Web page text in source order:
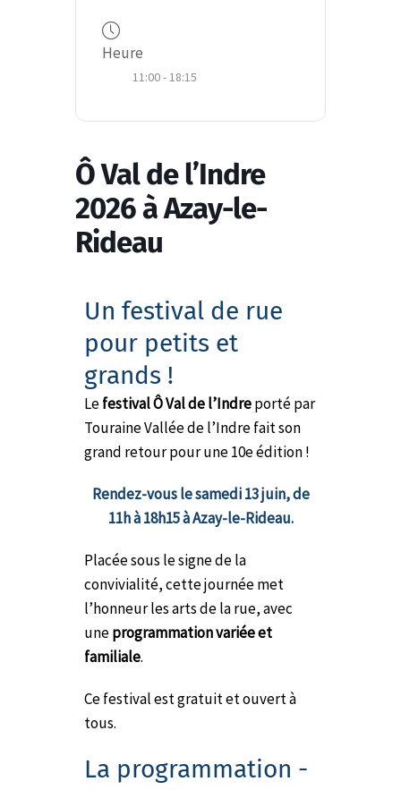
Heure
11:00 - 18:15
Ô Val de l’Indre
2026 à Azay-le-
Rideau
Un festival de rue
pour petits et
grands !
Lefestival Ô Val de l’Indreporté par
Touraine Vallée de l’Indre fait son
grand retour pour une 10e édition !
Rendez-vous le samedi 13 juin, de
11h à 18h15 à Azay-le-Rideau.
Placée sous le signe de la
convivialité, cette journée met
l’honneur les arts de la rue, avec
uneprogrammationvariée et
familiale.
Ce festival est gratuit et ouvert à
tous.
La programmation -